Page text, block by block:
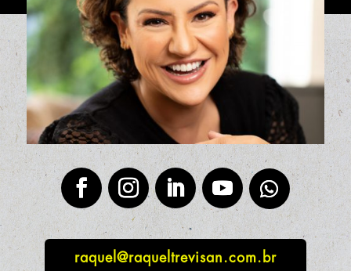
raquel@raqueltrevisan.com.br